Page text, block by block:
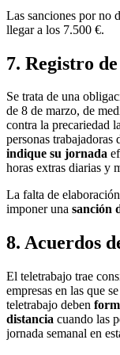
Las sanciones por no
llegar a los 7.500 €.
7. Registro
Se trata de una
de 8 de marzo, de
contra la precariedad
personas trabajadoras
indique su jornada
horas extras diarias y
La falta de
imponer una sanción
8. Acuerdos
El teletrabajo trae
empresas en las que
teletrabajo deben
distancia cuando las
jornada semanal en